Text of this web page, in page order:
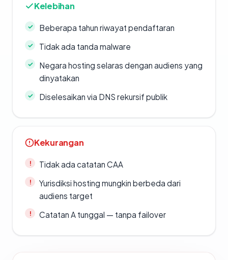
Kelebihan
Beberapa tahun riwayat pendaftaran
Tidak ada tanda malware
Negara hosting selaras dengan audiens yang
dinyatakan
Diselesaikan via DNS rekursif publik
Kekurangan
Tidak ada catatan CAA
Yurisdiksi hosting mungkin berbeda dari
audiens target
Catatan A tunggal — tanpa failover